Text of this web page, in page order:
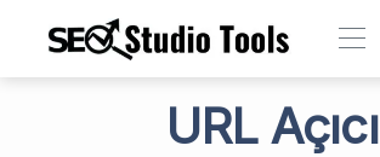
URL Açıcı